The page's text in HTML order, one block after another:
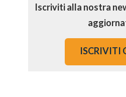
Iscriviti alla nostra
ISCRIVITI